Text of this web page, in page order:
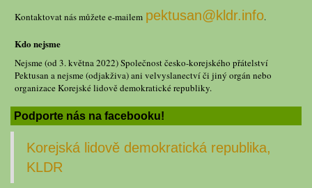
Kontaktovat nás můžete e-mailem pektusan@kldr.info.
Kdo nejsme
Nejsme (od 3. května 2022) Společnost česko-korejského přátelství
Pektusan a nejsme (odjakživa) ani velvyslanectví či jiný orgán nebo
organizace Korejské lidově demokratické republiky.
Podporte nás na facebooku!
Korejská lidově demokratická republika,
KLDR